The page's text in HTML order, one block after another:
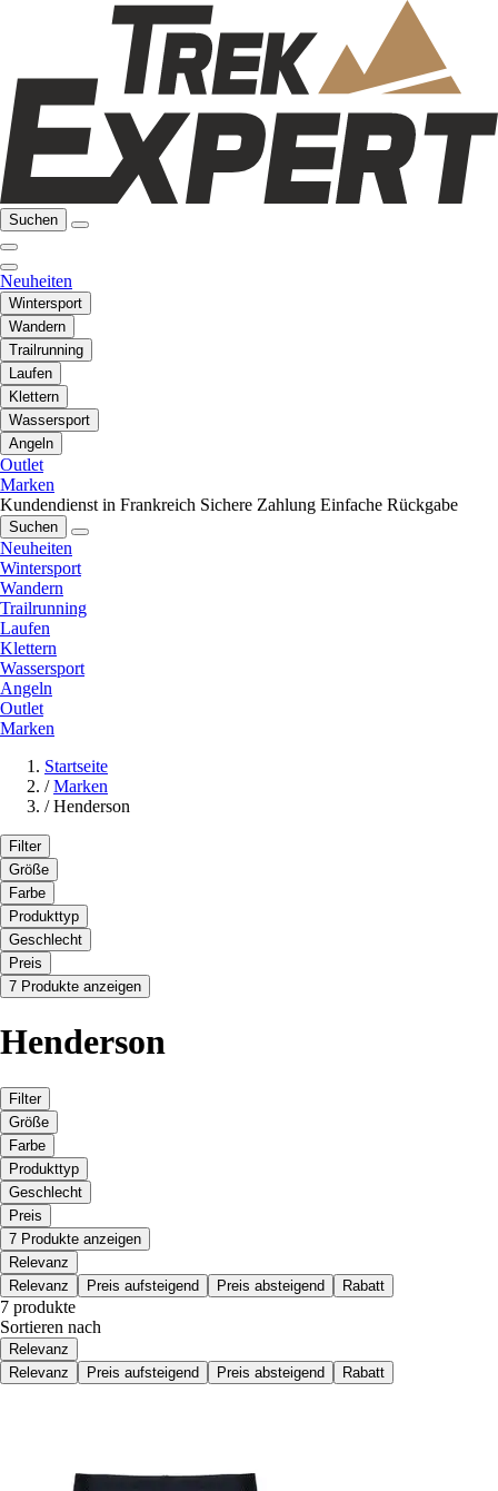
Suchen
Neuheiten
Wintersport
Wandern
Trailrunning
Laufen
Klettern
Wassersport
Angeln
Outlet
Marken
Kundendienst in Frankreich Sichere Zahlung Einfache Rückgabe
Suchen
Neuheiten
Wintersport
Wandern
Trailrunning
Laufen
Klettern
Wassersport
Angeln
Outlet
Marken
Startseite
/ Marken
/ Henderson
Filter
Größe
Farbe
Produkttyp
Geschlecht
Preis
7 Produkte anzeigen
Henderson
Filter
Größe
Farbe
Produkttyp
Geschlecht
Preis
7 Produkte anzeigen
Relevanz
Relevanz
Preis aufsteigend Preis absteigend Rabatt
7 produkte
Sortieren nach
Relevanz
Relevanz
Preis aufsteigend Preis absteigend Rabatt